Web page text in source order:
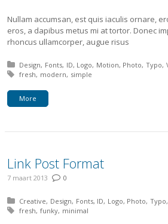
Nullam accumsan, est quis iaculis ornare,
eros, a dapibus metus mi at tortor. Donec
rhoncus ullamcorper, augue risus
Posted in:
Design Fonts ID Logo Motion Photo Typo
Tagged with:
fresh modern simple
More
Link Post Format
7 maart 2013 0
Posted in:
Creative Design Fonts ID Logo Photo Typo
Tagged with:
fresh funky minimal